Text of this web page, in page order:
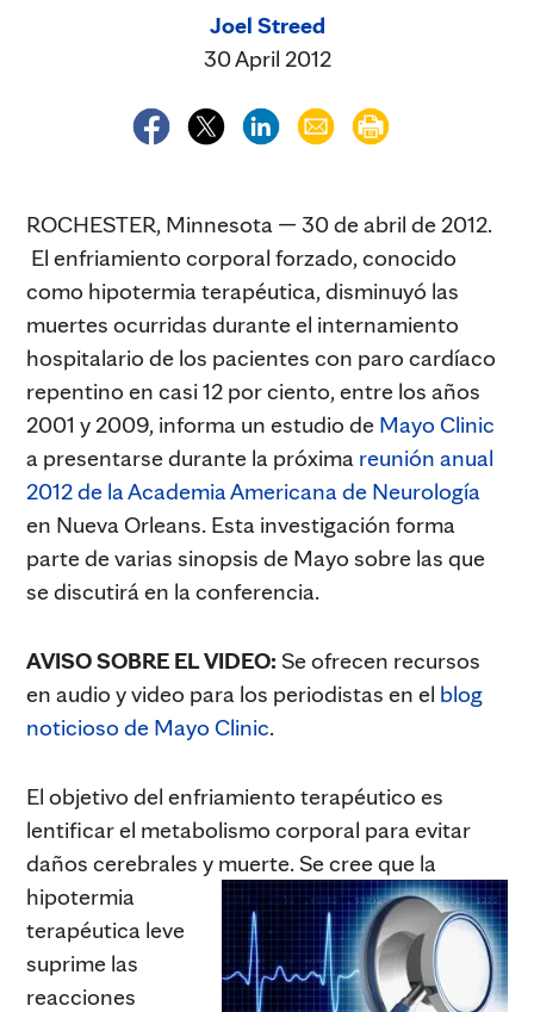
Joel Streed
30 April 2012
ROCHESTER, Minnesota — 30 de abril de 2012.
El enfriamiento corporal forzado, conocido
como hipotermia terapéutica, disminuyó las
muertes ocurridas durante el internamiento
hospitalario de los pacientes con paro cardíaco
repentino en casi 12 por ciento, entre los años
2001 y 2009, informa un estudio de Mayo Clinic
a presentarse durante la próxima reunión anual
2012 de la Academia Americana de Neurología
en Nueva Orleans. Esta investigación forma
parte de varias sinopsis de Mayo sobre las que
se discutirá en la conferencia.
AVISO SOBRE EL VIDEO: Se ofrecen recursos
en audio y video para los periodistas en el blog
noticioso de Mayo Clinic.
El objetivo del enfriamiento terapéutico es
lentificar el metabolismo corporal para evitar
daños cerebrales y muerte. Se cree que la
hipotermia
terapéutica leve
suprime las
reacciones